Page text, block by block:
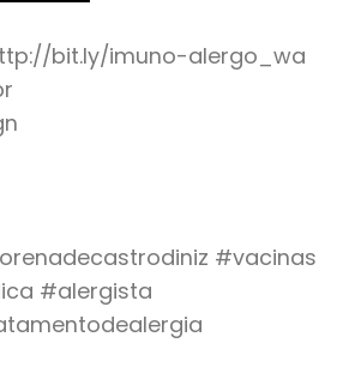
bit.ly/imuno-alergo_wa
#vacinas
#alergista